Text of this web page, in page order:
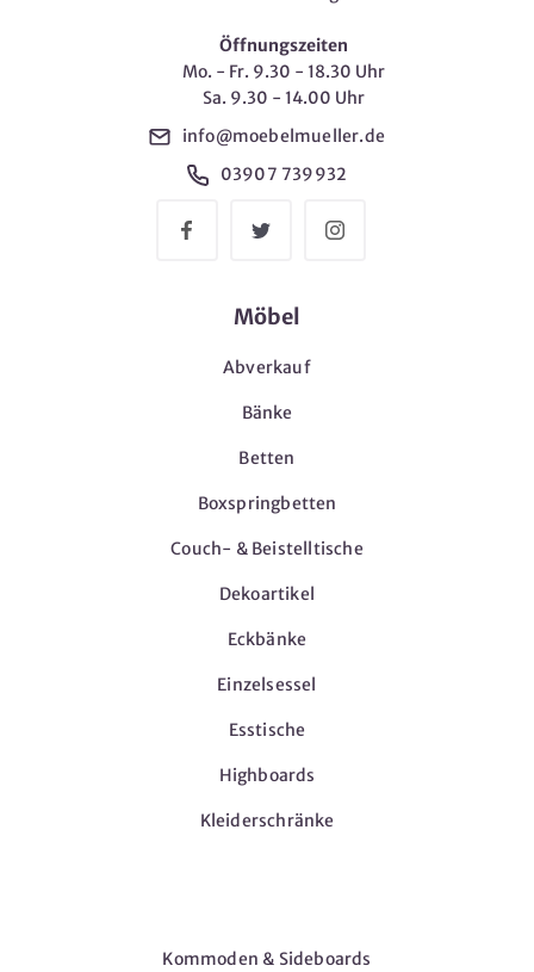
Öffnungszeiten
Mo. - Fr. 9.30 - 18.30 Uhr
Sa. 9.30 - 14.00 Uhr
info@moebelmueller.de
03907 739932
Möbel
Abverkauf
Bänke
Betten
Boxspringbetten
Couch- & Beistelltische
Dekoartikel
Eckbänke
Einzelsessel
Esstische
Highboards
Kleiderschränke
Kommoden & Sideboards